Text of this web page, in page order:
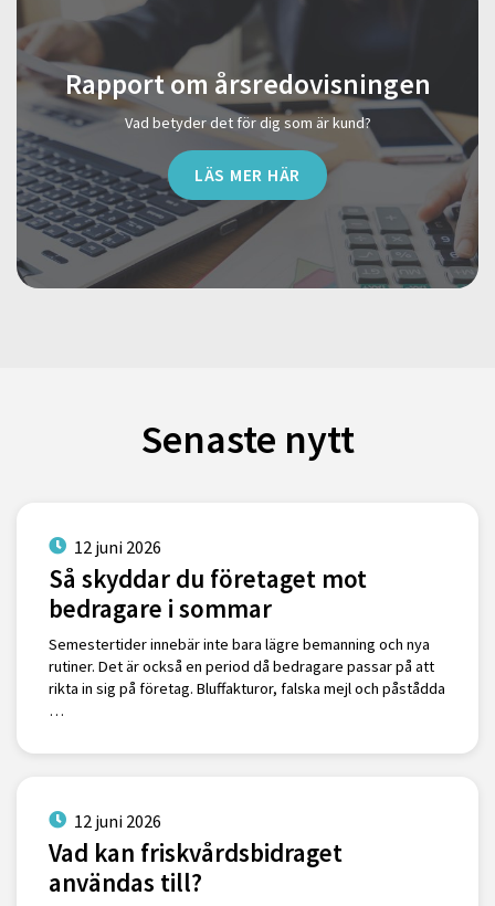
Rapport om årsredovisningen
Vad betyder det för dig som är kund?
LÄS MER HÄR
Senaste nytt
12 juni 2026
Så skyddar du företaget mot
bedragare i sommar
Semestertider innebär inte bara lägre bemanning och nya
rutiner. Det är också en period då bedragare passar på att
rikta in sig på företag. Bluffakturor, falska mejl och påstådda
…
12 juni 2026
Vad kan friskvårdsbidraget
användas till?